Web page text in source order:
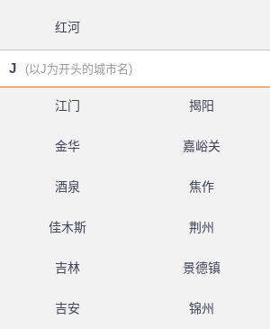
红河
J (以J为开头的城市名)
江门 揭阳
金华 嘉峪关
酒泉 焦作
佳木斯 荆州
吉林 景德镇
吉安 锦州